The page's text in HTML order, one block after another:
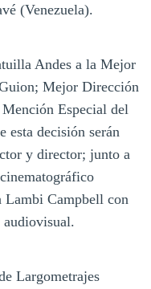
(Venezuela).
Andes a la Mejor
Mejor Dirección
Especial del
esta decisión serán
y director; junto a
Lambi Campbell con
Largometrajes